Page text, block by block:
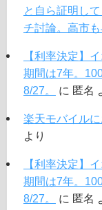
と自ら証明し
チ討論。高市も
【利率決定】
期間は7年。
8/27。
に 匿名
楽天モバイル
より
【利率決定】
期間は7年。
8/27。
に 匿名